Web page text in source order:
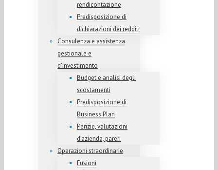
rendicontazione
Predisposizione di
dichiarazioni dei redditi
Consulenza e assistenza
gestionale e
d’investimento
Budget e analisi degli
scostamenti
Predisposizione di
Business Plan
Perizie, valutazioni
d’azienda, pareri
Operazioni straordinarie
Fusioni